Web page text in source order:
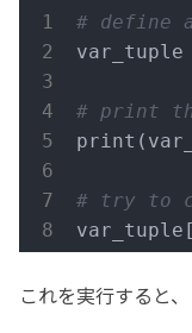
# define
# print
# try to
var_tuple[
これを実行すると、